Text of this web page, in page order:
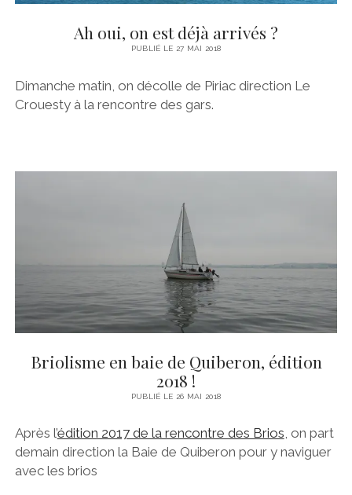
SAINT NAZAIRE
NANTES
#BRIOPRIDE2018
STATION DE NAV
VOILES
Ah oui, on est déjà arrivés ?
PUBLIÉ LE 27 MAI 2018
Dimanche matin, on décolle de Piriac direction Le
Crouesty à la rencontre des gars.
Briolisme en baie de Quiberon, édition
2018 !
PUBLIÉ LE 26 MAI 2018
Après l’édition 2017 de la rencontre des Brios, on part
demain direction la Baie de Quiberon pour y naviguer
avec les brios